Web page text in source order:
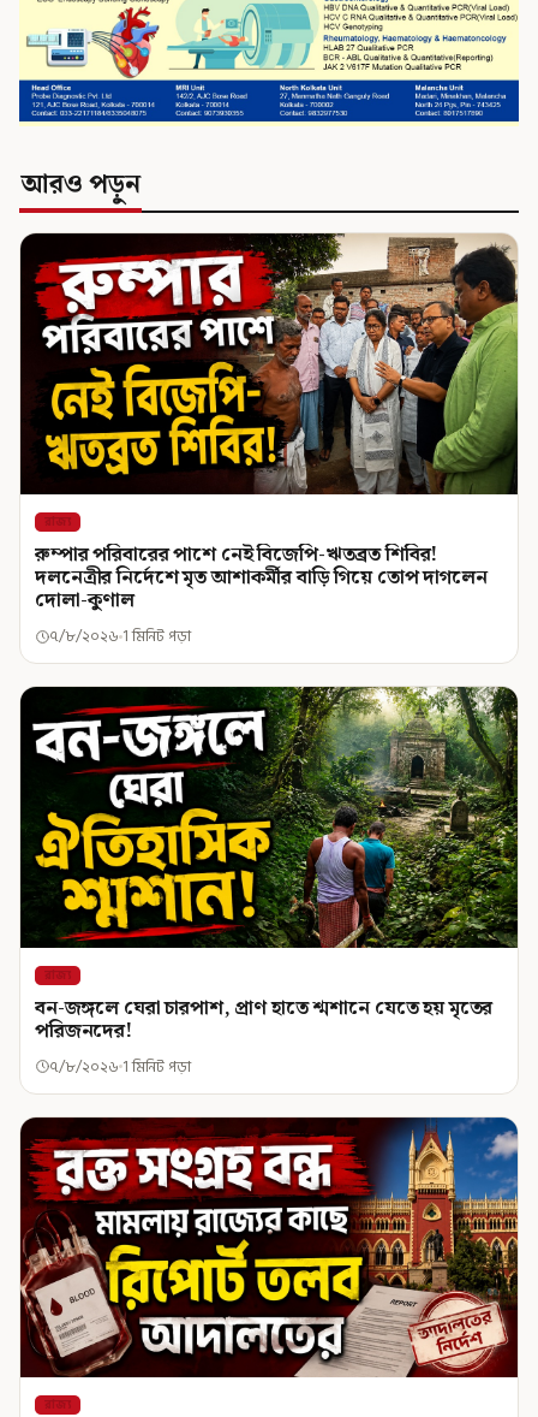
আরও পড়ুন
রাজ্য
রুম্পার পরিবারের পাশে নেই বিজেপি-ঋতব্রত শিবির!
দলনেত্রীর নির্দেশে মৃত আশাকর্মীর বাড়ি গিয়ে তোপ দাগলেন
দোলা-কুণাল
৭/৮/২০২৬ 1 মিনিট পড়া
রাজ্য
বন-জঙ্গলে ঘেরা চারপাশ, প্রাণ হাতে শ্মশানে যেতে হয় মৃতের
পরিজনদের!
৭/৮/২০২৬ 1 মিনিট পড়া
রাজ্য